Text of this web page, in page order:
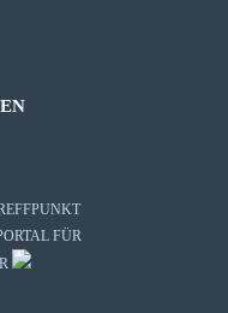
FÜR